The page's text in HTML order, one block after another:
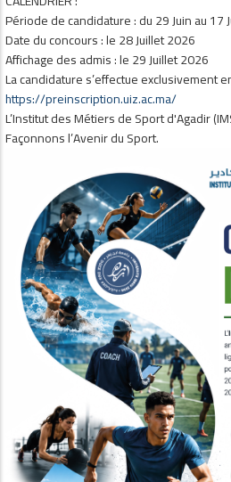
Période de candidature : du 29 Juin au 17
Date du concours : le 28 Juillet 2026
Affichage des admis : le 29 Juillet 2026
La candidature s’effectue exclusivement
https://preinscription.uiz.ac.ma/
L’Institut des Métiers de Sport d'Agadir
Façonnons l’Avenir du Sport.